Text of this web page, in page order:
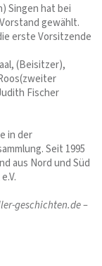
Singen hat bei
gewählt.
erste Vorsitzende
(Beisitzer),
Fischer
in der
Seit 1995
aus Nord und Süd
geschichten.de –